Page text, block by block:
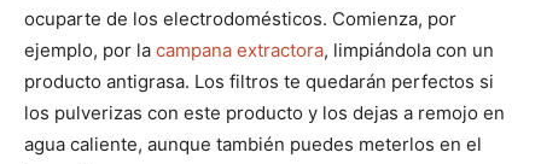
ocuparte de los electrodomésticos. Comienza, por
ejemplo, por la campana extractora, limpiándola con un
producto antigrasa. Los filtros te quedarán perfectos si
los pulverizas con este producto y los dejas a remojo en
agua caliente, aunque también puedes meterlos en el